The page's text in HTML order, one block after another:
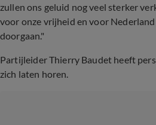
zullen ons geluid nog veel sterker
voor onze vrijheid en voor
doorgaan."
Partijleider Thierry Baudet heeft
zich laten horen.